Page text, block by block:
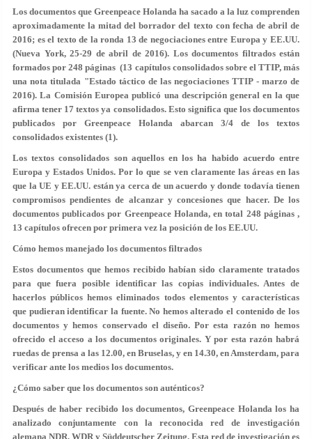
Los documentos que Greenpeace Holanda ha sacado a la luz comprenden
aproximadamentela mitad del borrador del texto con fecha de abril de
2016; es el texto de la ronda 13 de negociaciones entre Europa y EE.UU.
(Nueva York, 25-29 de abril de 2016). Los documentos filtrados están
formados por 248 páginas (13 capítulos consolidados sobre el TTIP, más
una nota titulada "Estado táctico de las negociaciones TTIP - marzo de
2016). La Comisión Europea publicó una descripción general en la que
afirma tener 17 textos ya consolidados. Esto significa que los documentos
publicados por Greenpeace Holanda abarcan 3/4 de los textos
consolidados existentes (1).
Los textos consolidados son aquellos en los ha habido acuerdo entre
Europa y Estados Unidos. Por lo que se ven claramente las áreas en las
que la UE y EE.UU. están ya cerca de un acuerdo y donde todavía tienen
compromisos pendientes de alcanzar y concesiones que hacer. De los
documentos publicados por Greenpeace Holanda, en total 248 páginas ,
13 capítulos ofrecen por primera vez la posición de los EE.UU.
Cómo hemos manejado los documentos filtrados
Estos documentos que hemos recibido habían sido claramente tratados
para que fuera posible identificar las copias individuales. Antes de
hacerlos públicos hemos eliminados todos elementos y características
que pudieran identificar la fuente.No hemos alterado el contenido de los
documentos y hemos conservado el diseño. Por esta razón no hemos
ofrecido el acceso a los documentos originales. Y por esta razón habrá
ruedas de prensa a las 12.00, en Bruselas, y en 14.30, en Amsterdam, para
verificar ante los medios los documentos.
¿Cómo saber que los documentos son auténticos?
Después de haber recibido los documentos, Greenpeace Holanda los ha
analizado conjuntamente conla reconocida red de investigación
alemana NDR, WDR y Süddeutscher Zeitung. Esta red de investigación es